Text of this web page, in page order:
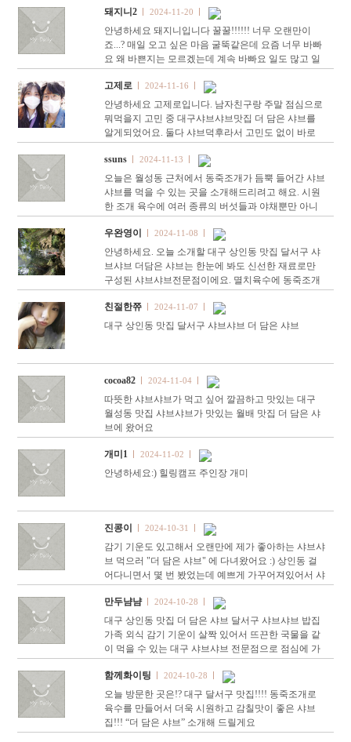
돼지니2 2024-11-20
안녕하세요 돼지니입니다 꿀꿀!!!!!! 너무 오랜만이
죠...? 매일 오고 싶은 마음 굴뚝같은데 요즘 너무 바빠
요 왜 바쁜지는 모르겠는데 계속 바빠요 일도 많고 일
도 많고 일이 많아요 운동도 안 간지 오래됐고 공부도
못 한지 오래…
고제로 2024-11-16
안녕하세요 고제로입니다. 남자친구랑 주말 점심으로
뭐먹을지 고민 중 대구샤브샤브맛집 더 담은 샤브를
알게되었어요. 둘다 샤브덕후라서 고민도 없이 바로
방문했는데 동죽부터 샤브, 월남쌈, 죽 이모든 걸 풀코
스로 한번에…
ssuns 2024-11-13
오늘은 월성동 근처에서 동죽조개가 듬뿍 들어간 샤브
샤브를 먹을 수 있는 곳을 소개해드리려고 해요. 시원
한 조개 육수에 여러 종류의 버섯들과 야채뿐만 아니
라 1등급 소고기까지 배부르고 든든한 식사를 할 수 있
었어…
우완영이 2024-11-08
안녕하세요. 오늘 소개할 대구 상인동 맛집 달서구 샤
브샤브 더담은 샤브는 한눈에 봐도 신선한 재료로만
구성된 샤브샤브전문점이에요. 멸치육수에 동죽조개
를 먼저 한솥 끓인다음 모두 건져내고 난 시원하고 진
한 국물이 베…
친절한쮸 2024-11-07
대구 상인동 맛집 달서구 샤브샤브 더 담은 샤브
cocoa82 2024-11-04
따뜻한 샤브샤브가 먹고 싶어 깔끔하고 맛있는 대구
월성동 맛집 샤브샤브가 맛있는 월배 맛집 더 담은 샤
브에 왔어요
개미1 2024-11-02
안녕하세요:) 힐링캠프 주인장 개미
진콩이 2024-10-31
감기 기운도 있고해서 오랜만에 제가 좋아하는 샤브샤
브 먹으러 "더 담은 샤브" 에 다녀왔어요 :) 상인동 걸
어다니면서 몇 번 봤었는데 예쁘게 가꾸어져있어서 샤
브샤브집이라곤 생각도 못했던 과거,, 대구 달서구 월
배로46길 65 …
만두냠냠 2024-10-28
대구 상인동 맛집 더 담은 샤브 달서구 샤브샤브 밥집
가족 외식 감기 기운이 살짝 있어서 뜨끈한 국물을 같
이 먹을 수 있는 대구 샤브샤브 전문점으로 점심에 가
족 외식 다녀왔어요. 대구 상인동 맛집 더 담은 샤브 라
는 곳이에…
함께화이팅 2024-10-28
오늘 방문한 곳은!? 대구 달서구 맛집!!!! 동죽조개로
육수를 만들어서 더욱 시원하고 감칠맛이 좋은 샤브
집!!! “더 담은 샤브” 소개해 드릴게요